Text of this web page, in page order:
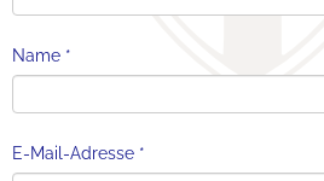
Name *
E-Mail-Adresse *